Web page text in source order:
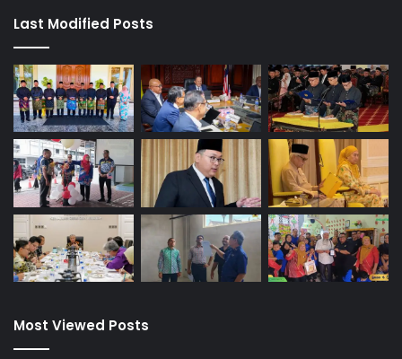
Last Modified Posts
Most Viewed Posts